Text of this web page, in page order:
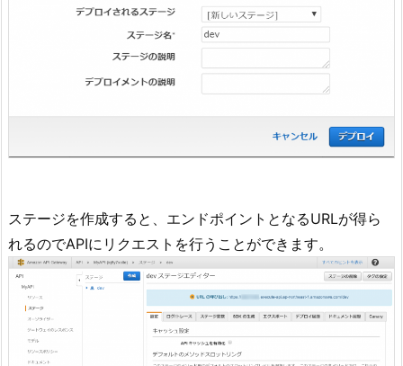
ステージを作成すると、エンドポイントとなるURLが得ら
れるのでAPIにリクエストを行うことができます。